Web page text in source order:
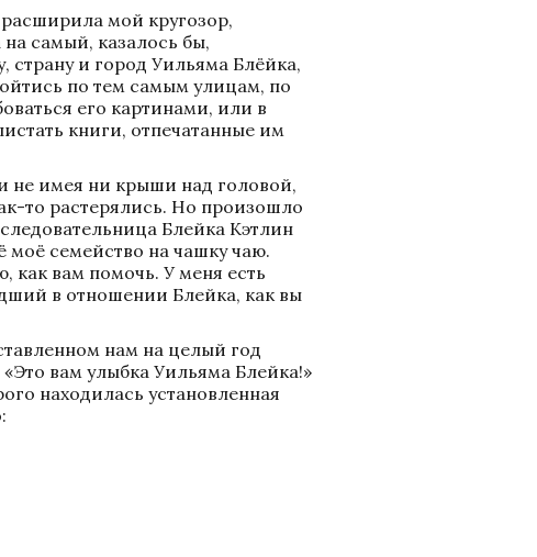
мой кругозор,
самый, казалось бы,
страну и город Уильяма Блёйка,
по тем самым улицам, по
его картинами, или в
книги, отпечатанные им
не имея ни крыши над головой,
то растерялись. Но произошло
Блейка Кэтлин
семейство на чашку чаю.
как вам помочь. У меня есть
в отношении Блейка, как вы
нам на целый год
вам улыбка Уильяма Блейка!»
находилась установленная